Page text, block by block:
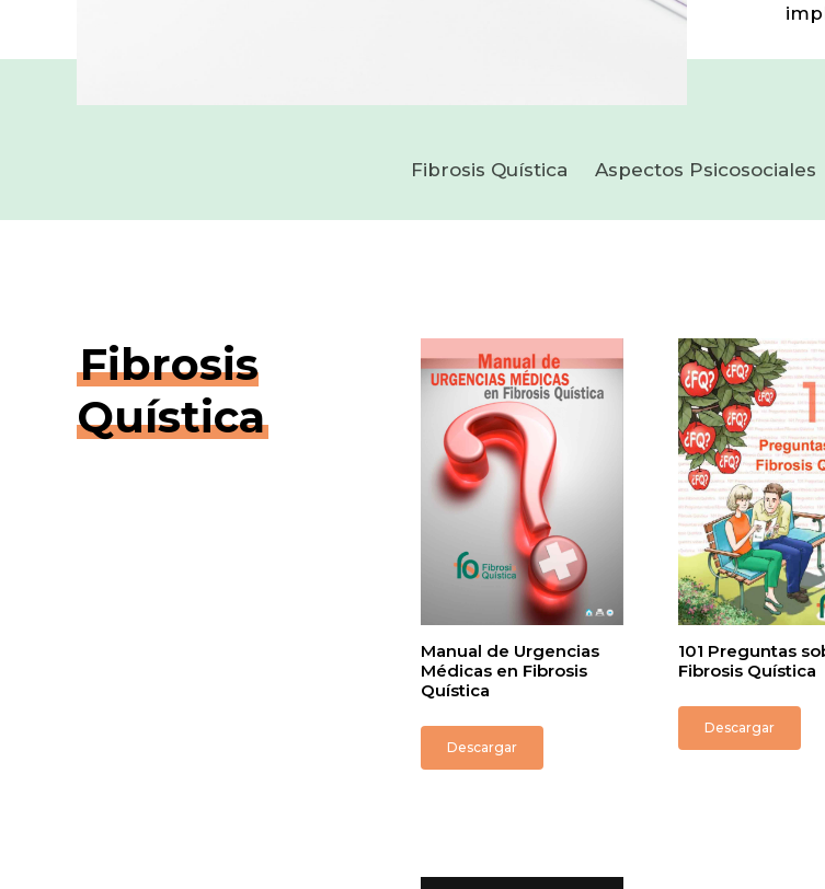
Fibrosis Quística Aspectos Psicosociales
Fibrosis
Quística
Manual de Urgencias
Médicas en Fibrosis
Quística
Descargar
101 Preguntas
Fibrosis Quística
Descargar